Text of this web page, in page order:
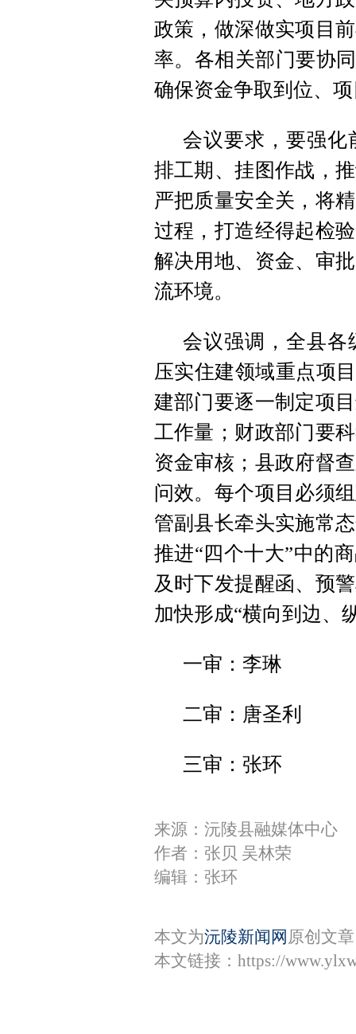
政策，做深做实项目
率。各相关部门要协
确保资金争取到位、
会议要求，要强化
排工期、挂图作战，
严把质量安全关，将
过程，打造经得起检
解决用地、资金、审
流环境。
会议强调，全县各
压实住建领域重点项
建部门要逐一制定项
工作量；财政部门要
资金审核；县政府督
问效。每个项目必须
管副县长牵头实施常
推进“四个十大”中的
及时下发提醒函、预
加快形成“横向到边、
一审：李琳
二审：唐圣利
三审：张环
来源：沅陵县融媒体中心
作者：张贝 吴林荣
编辑：张环
本文为沅陵新闻网 原创文
本文链接： https://